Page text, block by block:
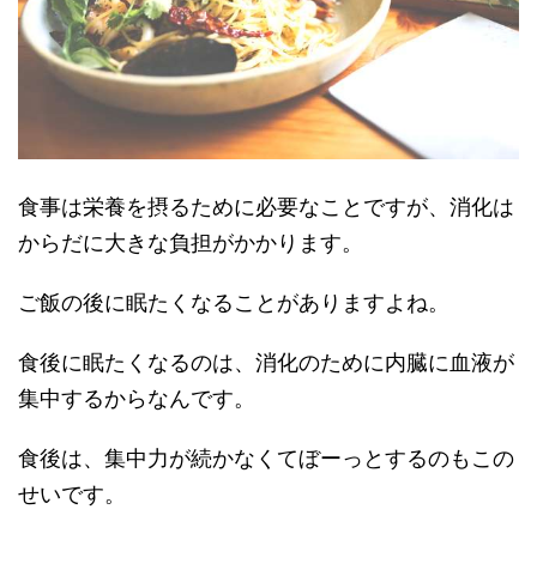
食事は栄養を摂るために必要なことですが、消化は
からだに大きな負担がかかります。
ご飯の後に眠たくなることがありますよね。
食後に眠たくなるのは、消化のために内臓に血液が
集中するからなんです。
食後は、集中力が続かなくてぼーっとするのもこの
せいです。